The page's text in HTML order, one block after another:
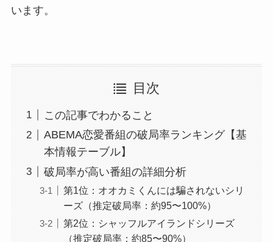
います。
目次
この記事でわかること
ABEMA恋愛番組の破局率ランキング【基
本情報テーブル】
破局率が高い番組の詳細分析
第1位：オオカミくんには騙されないシリ
ーズ（推定破局率：約95〜100%）
第2位：シャッフルアイランドシリーズ
（推定破局率：約85〜90%）